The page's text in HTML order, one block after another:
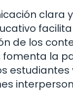
clara
de los
fomenta la